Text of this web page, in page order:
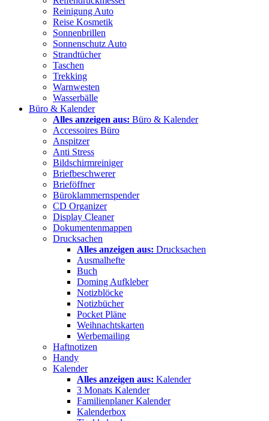
Reinigung Auto
Reise Kosmetik
Sonnenbrillen
Sonnenschutz Auto
Strandtücher
Taschen
Trekking
Warnwesten
Wasserbälle
Büro & Kalender
Alles anzeigen aus: Büro & Kalender
Accessoires Büro
Anspitzer
Anti Stress
Bildschirmreiniger
Briefbeschwerer
Brieföffner
Büroklammernspender
CD Organizer
Display Cleaner
Dokumentenmappen
Drucksachen
Alles anzeigen aus: Drucksachen
Ausmalhefte
Buch
Doming Aufkleber
Notizblöcke
Notizbücher
Pocket Pläne
Weihnachtskarten
Werbemailing
Haftnotizen
Handy
Kalender
Alles anzeigen aus: Kalender
3 Monats Kalender
Familienplaner Kalender
Kalenderbox